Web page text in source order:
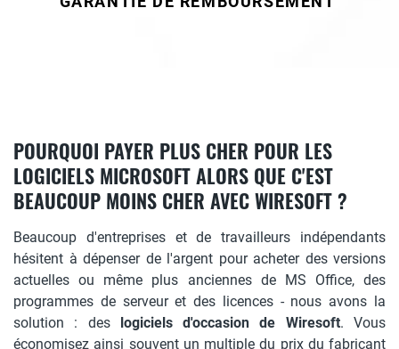
POURQUOI PAYER PLUS CHER POUR LES
LOGICIELS MICROSOFT ALORS QUE C'EST
BEAUCOUP MOINS CHER AVEC WIRESOFT ?
Beaucoup d'entreprises et de travailleurs indépendants
hésitent à dépenser de l'argent pour acheter des versions
actuelles ou même plus anciennes de MS Office, des
programmes de serveur et des licences - nous avons la
solution : des logiciels d'occasion de Wiresoft. Vous
économisez ainsi souvent un multiple du prix du fabricant